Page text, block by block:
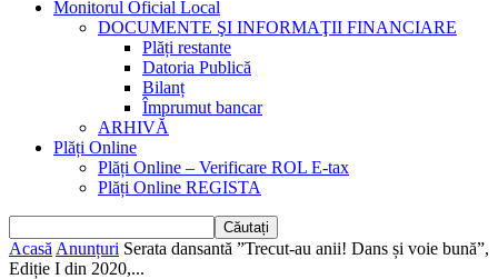
Monitorul Oficial Local
DOCUMENTE ŞI INFORMAŢII FINANCIARE
Plăți restante
Datoria Publică
Bilanț
Împrumut bancar
ARHIVĂ
Plăți Online
Plăți Online – Verificare ROL E-tax
Plăți Online REGISTA
Acasă Anunțuri Serata dansantă ”Trecut-au anii! Dans și voie bună”,
Ediție I din 2020,...